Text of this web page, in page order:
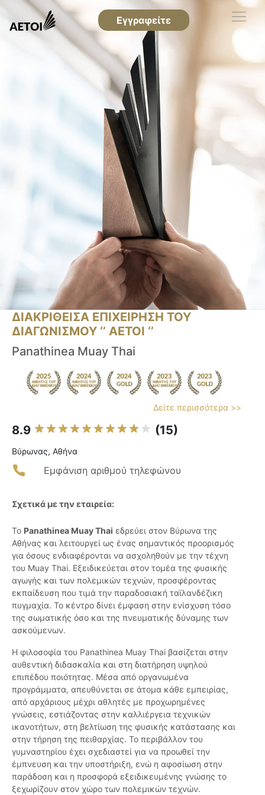
Εγγραφείτε
ΔΙΑΚΡΙΘΕΙΣΑ ΕΠΙΧΕΙΡΗΣΗ ΤΟΥ
ΔΙΑΓΩΝΙΣΜΟΥ ‘’ ΑΕΤΟΙ ‘’
Panathinea Muay Thai
Δείτε περισσότερα >>
8.9 (15)
Βύρωνας, Αθήνα
Εμφάνιση αριθμού τηλεφώνου
Σχετικά με την εταιρεία:
Το Panathinea Muay Thai εδρεύει στον Βύρωνα της
Αθήνας και λειτουργεί ως ένας σημαντικός προορισμός
για όσους ενδιαφέρονται να ασχοληθούν με την τέχνη
του Muay Thai. Εξειδικεύεται στον τομέα της φυσικής
αγωγής και των πολεμικών τεχνών, προσφέροντας
εκπαίδευση που τιμά την παραδοσιακή ταϊλανδέζικη
πυγμαχία. Το κέντρο δίνει έμφαση στην ενίσχυση τόσο
της σωματικής όσο και της πνευματικής δύναμης των
ασκούμενων.
Η φιλοσοφία του Panathinea Muay Thai βασίζεται στην
αυθεντική διδασκαλία και στη διατήρηση υψηλού
επιπέδου ποιότητας. Μέσα από οργανωμένα
προγράμματα, απευθύνεται σε άτομα κάθε εμπειρίας,
από αρχάριους μέχρι αθλητές με προχωρημένες
γνώσεις, εστιάζοντας στην καλλιέργεια τεχνικών
ικανοτήτων, στη βελτίωση της φυσικής κατάστασης και
στην τήρηση της πειθαρχίας. Το περιβάλλον του
γυμναστηρίου έχει σχεδιαστεί για να προωθεί την
έμπνευση και την υποστήριξη, ενώ η αφοσίωση στην
παράδοση και η προσφορά εξειδικευμένης γνώσης το
ξεχωρίζουν στον χώρο των πολεμικών τεχνών.